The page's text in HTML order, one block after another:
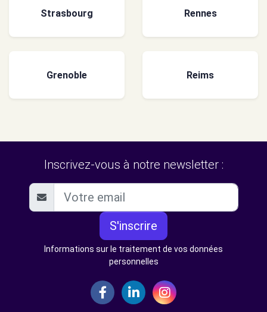
Strasbourg Rennes
Grenoble Reims
Inscrivez-vous à notre newsletter :
S'inscrire
Informations sur le traitement de vos données
personnelles